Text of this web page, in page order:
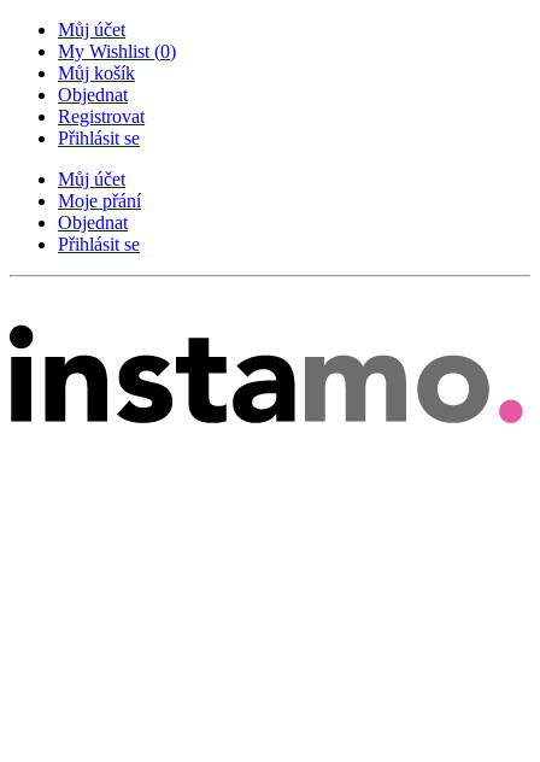
Můj účet
My Wishlist (0)
Můj košík
Objednat
Registrovat
Přihlásit se
Můj účet
Moje přání
Objednat
Přihlásit se